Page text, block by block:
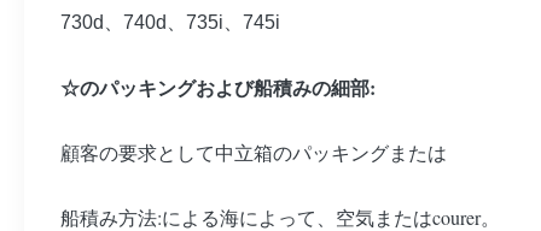
730d、740d、735i、745i
☆のパッキングおよび船積みの細部:
顧客の要求として中立箱のパッキングまたは
船積み方法:による海によって、空気またはcourer。